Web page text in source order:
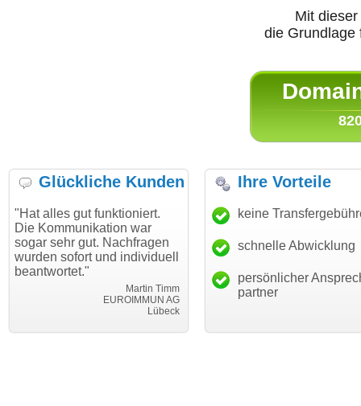
Mit
die
Glückliche Kunden
gut funktioniert.
war
gut. Nachfragen
und individuell
EUROIMMUN AG
"Danke für den schnellen
Transfer und guten Service!"
Thomas Schäfer
i can eckert communication GmbH
"Ich bin
haben.
mein
Ihre Vorteile
keine
schnelle Abwicklung
persönlicher
partner